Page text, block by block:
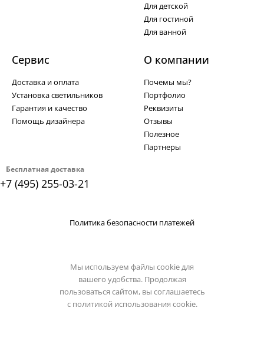
Бесплатная доставка
+7 (495) 255-03-21
Для детской
Для гостиной
Для ванной
Сервис
Доставка и оплата
Установка светильников
Гарантия и качество
Помощь дизайнера
О компании
Почемы мы?
Портфолио
Реквизиты
Отзывы
Полезное
Партнеры
Политика безопасности платежей
Мы используем файлы cookie для
вашего удобства. Продолжая
пользоваться сайтом, вы соглашаетесь
с политикой использования cookie.